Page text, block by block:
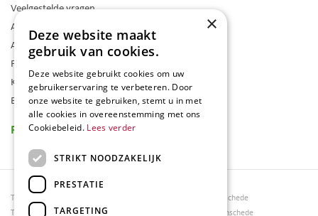
Veelgestelde vragen
Algemene voorwaarden
Assortiment
Folder
Klantenkaart
Blog
Reviews
Tuincentrum Borghuis
Tuinmeubels
Tuinmeubels Enschede
Tuinmeubelen Enschede
×
Deze website maakt
gebruik van cookies.
Deze website gebruikt cookies om uw
gebruikerservaring te verbeteren. Door
onze website te gebruiken, stemt u in met
alle cookies in overeenstemming met ons
Cookiebeleid. Lees verder
STRIKT NOODZAKELIJK
PRESTATIE
TARGETING